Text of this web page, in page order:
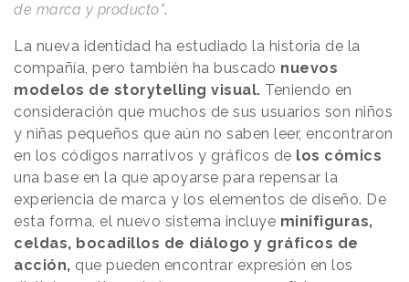
de marca y producto”.
La nueva identidad ha estudiado la historia de la
compañía, pero también ha buscado nuevos
modelos de storytelling visual. Teniendo en
consideración que muchos de sus usuarios son niños
y niñas pequeños que aún no saben leer, encontraron
en los códigos narrativos y gráficos de los cómics
una base en la que apoyarse para repensar la
experiencia de marca y los elementos de diseño. De
esta forma, el nuevo sistema incluye minifiguras,
celdas, bocadillos de diálogo y gráficos de
acción, que pueden encontrar expresión en los